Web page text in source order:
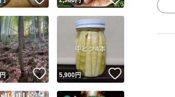
豆
ユーザーの実績について
マが定めた一定の基準を満たしたユーザーにバッジ
円 いいね！
5,900円